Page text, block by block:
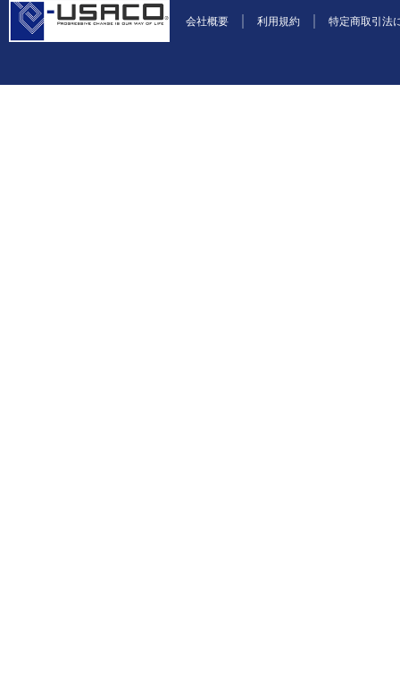
会社概要 利用規約 特定商取引法